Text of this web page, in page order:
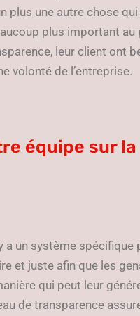
plus une autre chose
plus important au
leur client ont
volonté de l’entreprise.
équipe sur la
a un système spécifique
et juste afin que les
qui peut leur
de transparence